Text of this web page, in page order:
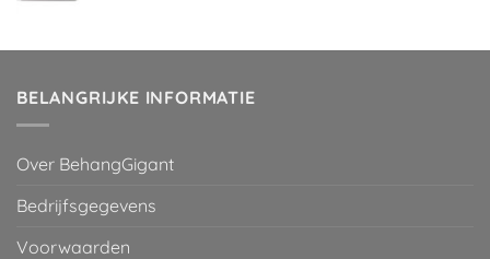
€ 29,95.€ 2,00.
BELANGRIJKE INFORMATIE
Over BehangGigant
Bedrijfsgegevens
Voorwaarden